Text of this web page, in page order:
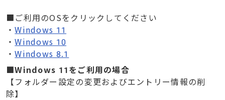
■ご利用のOSをクリックしてください
・Windows 11
・Windows 10
・Windows 8.1
■Windows 11をご利用の場合
【フォルダー設定の変更およびエントリー情報の削
除】